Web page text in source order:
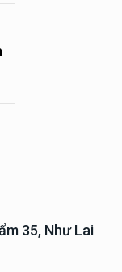
35, Như Lai